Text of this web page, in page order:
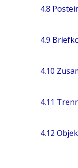
4.8
4.9
4.10
4.11
4.12